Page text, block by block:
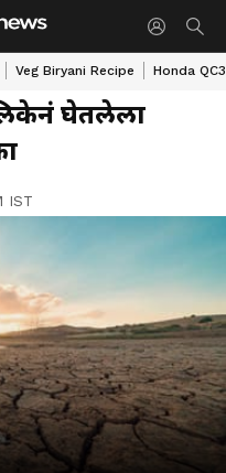
Veg Biryani Recipe Honda
घेतलेला
IST